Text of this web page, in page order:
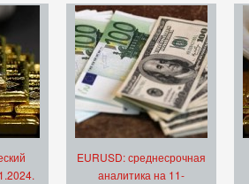
EURUSD: среднесрочная
аналитика на 11-